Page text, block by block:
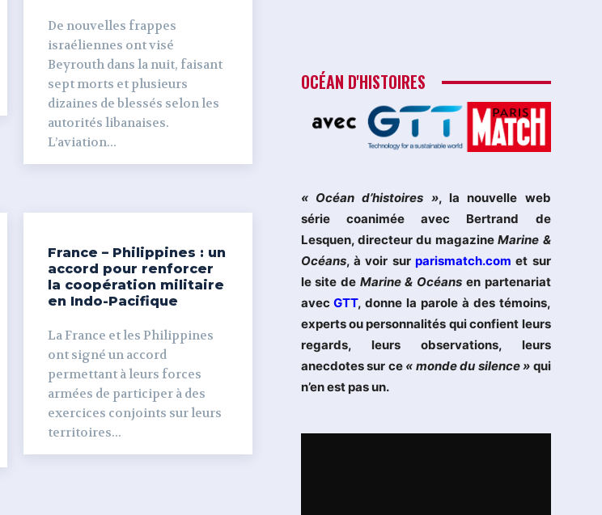
De nouvelles frappes
israéliennes ont visé
Beyrouth dans la nuit, faisant
sept morts et plusieurs
dizaines de blessés selon les
autorités libanaises.
L’aviation...
France – Philippines : un
accord pour renforcer
la coopération militaire
en Indo-Pacifique
La France et les Philippines
ont signé un accord
permettant à leurs forces
armées de participer à des
exercices conjoints sur leurs
territoires...
OCÉAN D'HISTOIRES
« Océan d’histoires », la nouvelle web
série coanimée avec Bertrand de
Lesquen, directeur du magazineMarine &
Océans, à voir sur parismatch.com et sur
le site de Marine & Océans en partenariat
avecGTT, donne la parole à des témoins,
experts ou personnalités qui confient leurs
regards, leurs observations, leurs
anecdotes sur ce « monde du silence » qui
n’en est pas un.